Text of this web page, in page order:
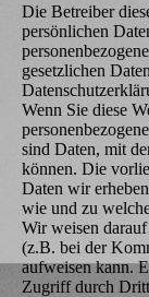
Die Betreiber
persönlichen
gesetzlichen
Wenn Sie diese
sind Daten, mit
können. Die
Daten wir
wie und zu
Wir weisen
(z.B. bei der
aufweisen kann.
Zugriff durch